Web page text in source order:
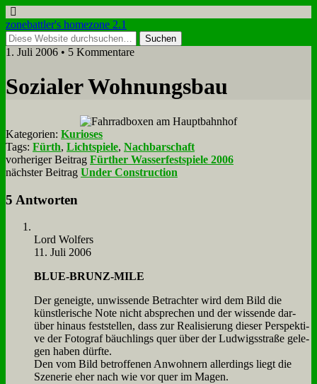
zonebattler's homezone 2.1
1. Juli 2006 • 5 Kommentare
So­zia­ler Woh­nungs­bau
Kategorien: Kurioses
Tags: Fürth, Lichtspiele, Nachbarschaft
vorheriger Beitrag Fürther Wasserfestspiele 2006
nächster Beitrag Under Construction
5 Antworten
Lord Wol­fers
11. Juli 2006
BLUE-BRUNZ-MILE
Der ge­neig­te, un­wis­sen­de Be­trach­ter wird dem Bild die
künst­le­ri­sche No­te nicht ab­spre­chen und der wis­sen­de dar­
über hin­aus fest­stel­len, dass zur Rea­li­sie­rung die­ser Per­spek­ti­
ve der Fo­to­graf bäuch­lings quer über der Lud­wigs­stra­ße ge­le­
gen ha­ben dürf­te.
Den vom Bild be­trof­fe­nen An­woh­nern al­ler­dings liegt die
Sze­ne­rie eher nach wie vor quer im Ma­gen.